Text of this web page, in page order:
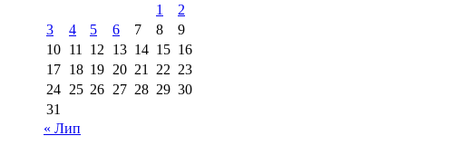
1
2
3
4 5 6 7 8
9
10 11 12 13 14 15 16
17 18 19 20 21 22 23
24 25 26 27 28 29 30
31
« Лип